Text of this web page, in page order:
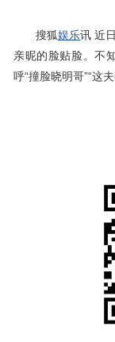
搜狐娱乐讯 近
亲昵的脸贴脸。不
呼“撞脸晓明哥”“这